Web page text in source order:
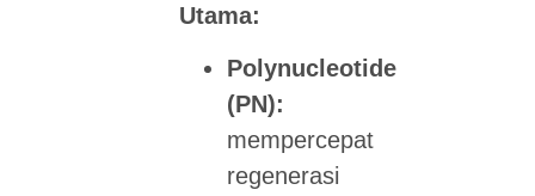
Utama:
Polynucleotide
(PN):
mempercepat
regenerasi